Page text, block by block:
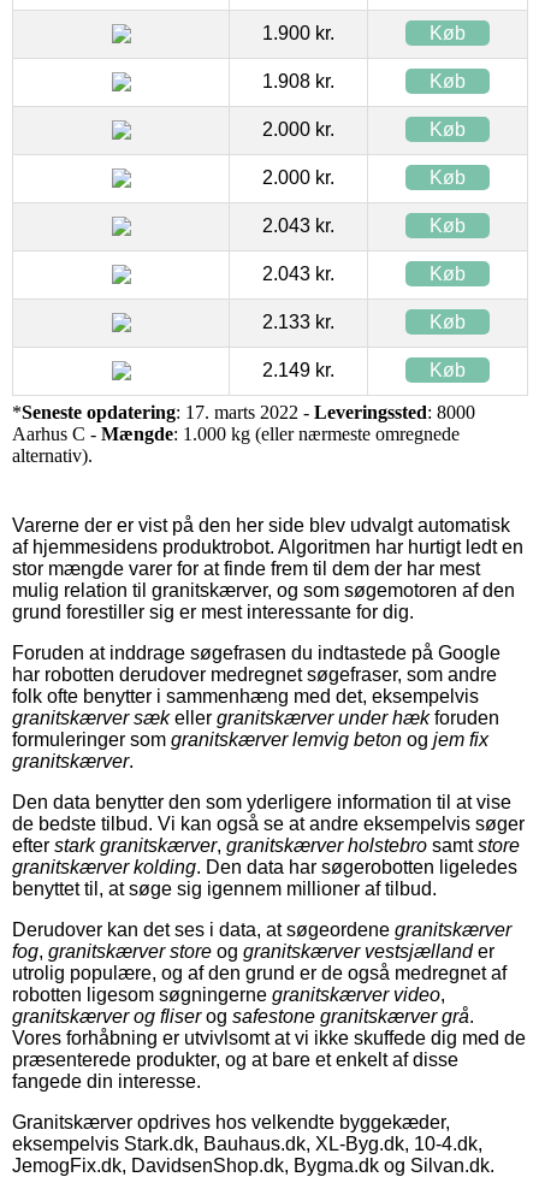
1.900 kr. Køb
1.908 kr. Køb
2.000 kr. Køb
2.000 kr. Køb
2.043 kr. Køb
2.043 kr. Køb
2.133 kr. Køb
2.149 kr. Køb
*Seneste opdatering: 17. marts 2022 - Leveringssted: 8000
Aarhus C - Mængde: 1.000 kg (eller nærmeste omregnede
alternativ).
Varerne der er vist på den her side blev udvalgt automatisk
af hjemmesidens produktrobot. Algoritmen har hurtigt ledt en
stor mængde varer for at finde frem til dem der har mest
mulig relation til granitskærver, og som søgemotoren af den
grund forestiller sig er mest interessante for dig.
Foruden at inddrage søgefrasen du indtastede på Google
har robotten derudover medregnet søgefraser, som andre
folk ofte benytter i sammenhæng med det, eksempelvis
granitskærver sækeller granitskærver under hækforuden
formuleringer som granitskærver lemvig beton og jem fix
granitskærver.
Den data benytter den som yderligere information til at vise
de bedste tilbud. Vi kan også se at andre eksempelvis søger
efter stark granitskærver, granitskærver holstebro samtstore
granitskærver kolding. Den data har søgerobotten ligeledes
benyttet til, at søge sig igennem millioner af tilbud.
Derudover kan det ses i data, at søgeordene granitskærver
fog, granitskærver store og granitskærver vestsjællander
utrolig populære, og af den grund er de også medregnet af
robotten ligesom søgningerne granitskærver video,
granitskærver og fliserog safestone granitskærver grå.
Vores forhåbning er utvivlsomt at vi ikke skuffede dig med de
præsenterede produkter, og at bare et enkelt af disse
fangede din interesse.
Granitskærver opdrives hos velkendte byggekæder,
eksempelvis Stark.dk, Bauhaus.dk, XL-Byg.dk, 10-4.dk,
JemogFix.dk, DavidsenShop.dk, Bygma.dk og Silvan.dk.